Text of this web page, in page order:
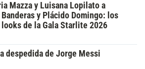
Mazza y Luisana Lopilato a
y Plácido Domingo: los
de la Gala Starlite 2026
despedida de Jorge Messi